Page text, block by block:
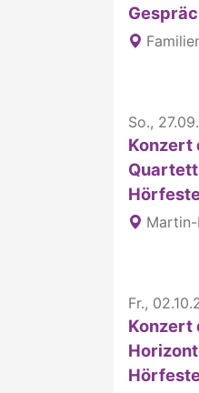
So.,
Konzert
Fr.,
Konzert